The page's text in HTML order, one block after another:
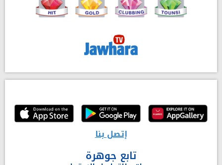
إتصل بنا
تابع جوهرة